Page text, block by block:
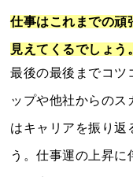
仕事はこれまでの頑
見えてくるでしょう。
最後の最後までコツ
ップや他社からのス
はキャリアを振り返
う。仕事運の上昇に